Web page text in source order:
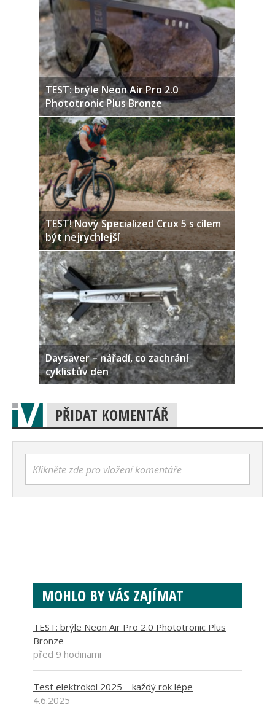
TEST: brýle Neon Air Pro 2.0
Phototronic Plus Bronze
TEST! Nový Specialized Crux 5 s cílem
být nejrychlejší
Daysaver – nářadí, co zachrání
cyklistův den
PŘIDAT KOMENTÁŘ
Klikněte zde pro vložení komentáře
MOHLO BY VÁS ZAJÍMAT
TEST: brýle Neon Air Pro 2.0 Phototronic Plus
Bronze
před 9 hodinami
Test elektrokol 2025 – každý rok lépe
4.6.2025